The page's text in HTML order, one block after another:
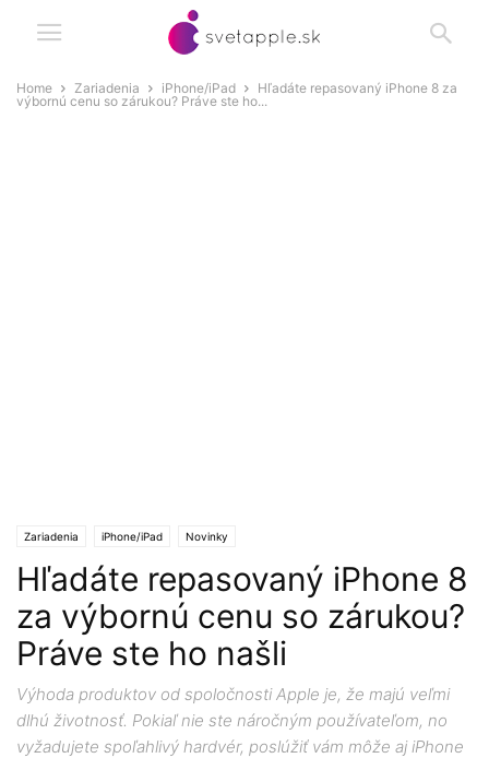
Home Zariadenia iPhone/iPad
Hľadáte repasovaný iPhone 8 za
výbornú cenu so zárukou? Práve ste ho...
Zariadenia iPhone/iPad Novinky
Hľadáte repasovaný iPhone 8
za výbornú cenu so zárukou?
Práve ste ho našli
Výhoda produktov od spoločnosti Apple je, že majú veľmi
dlhú životnosť. Pokiaľ nie ste náročným používateľom, no
vyžadujete spoľahlivý hardvér, poslúžiť vám môže aj iPhone